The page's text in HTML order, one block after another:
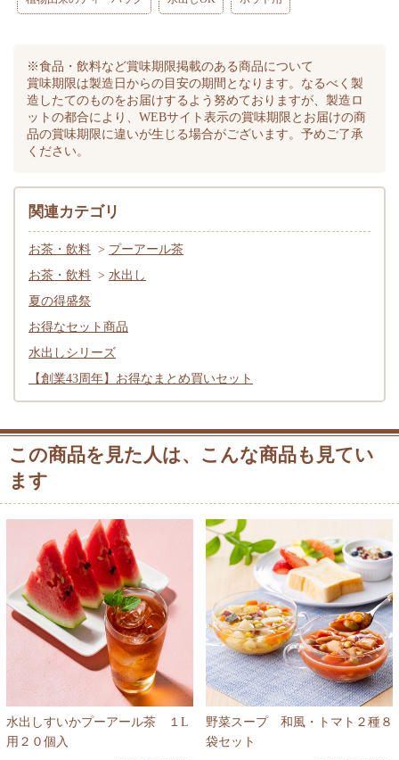
※食品・飲料など賞味期限掲載のある商品について
賞味期限は製造日からの目安の期間となります。なるべく製
造したてのものをお届けするよう努めておりますが、製造ロ
ットの都合により、WEBサイト表示の賞味期限とお届けの商
品の賞味期限に違いが生じる場合がございます。予めご了承
ください。
関連カテゴリ
お茶・飲料 > プーアール茶
お茶・飲料 > 水出し
夏の得盛祭
お得なセット商品
水出しシリーズ
【創業43周年】お得なまとめ買いセット
この商品を見た人は、こんな商品も見てい
ます
水出しすいかプーアール茶 １L
用２０個入
野菜スープ 和風・トマト２種８
袋セット